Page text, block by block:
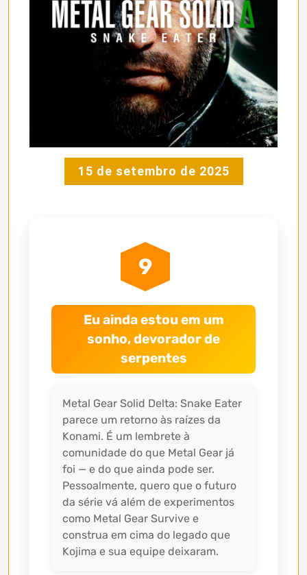
15 de setembro de 2025
9
Eu ainda estou em um
sonho, devorador de
serpentes
Metal Gear Solid Delta: Snake Eater
parece um retorno às raízes da
Konami. É um lembrete à
comunidade do que Metal Gear já
foi — e do que ainda pode ser.
Pessoalmente, quero que o futuro
da série vá além de experimentos
como Metal Gear Survive e
construa em cima do legado que
Kojima e sua equipe deixaram.